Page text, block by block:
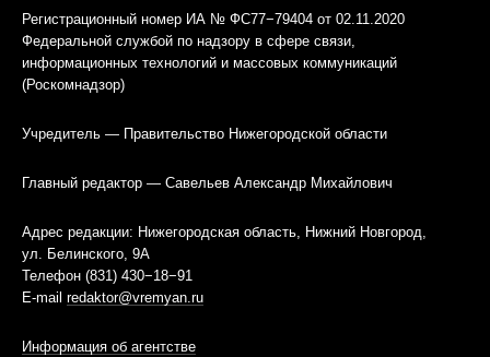
Регистрационный номер ИА № ФС77−79404 от 02.11.2020
Федеральной службой по надзору в сфере связи,
информационных технологий и массовых коммуникаций
(Роскомнадзор)
Учредитель — Правительство Нижегородской области
Главный редактор — Савельев Александр Михайлович
Адрес редакции: Нижегородская область, Нижний Новгород,
ул. Белинского, 9А
Телефон (831) 430−18−91
E-mail redaktor@vremyan.ru
Информация об агентстве